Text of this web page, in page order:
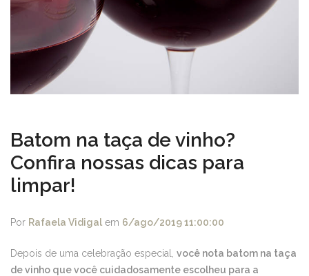
Batom na taça de vinho?
Confira nossas dicas para
limpar!
Por Rafaela Vidigal em 6/ago/2019 11:00:00
Depois de uma celebração especial, você nota batom na taça
de vinho que você cuidadosamente escolheu para a